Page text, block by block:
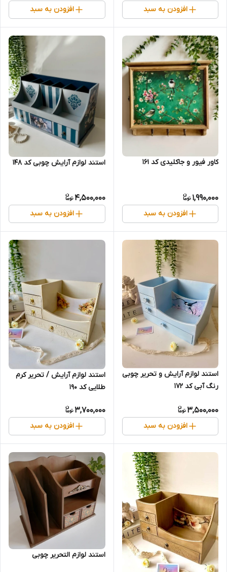
افزودن به سبد افزودن به سبد
کاور فیور و جاکلیدی کد 161
1,990,000
افزودن به سبد
استند لوازم آرایش چوبی کد ۱۴۸
4,500,000
افزودن به سبد
استند لوازم آرایش و تحریر چوبی
رنگ آبی کد 172
3,500,000
افزودن به سبد
استند لوازم آرایش / تحریر کرم
طلایی کد 190
3,700,000
افزودن به سبد
استند لوازم التحریر چوبی